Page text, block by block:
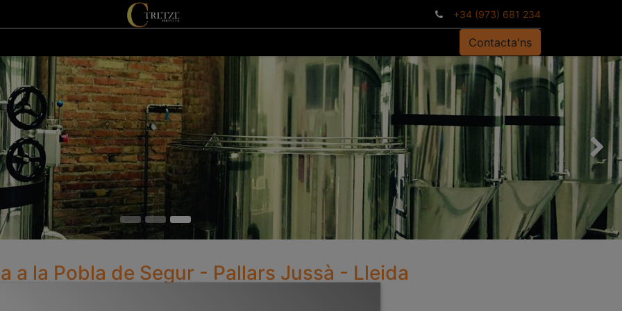
+34 (973) 681 234
Contacta'ns
a la Pobla de Segur - Pallars Jussà - Lleida